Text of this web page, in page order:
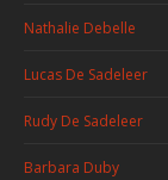
Nathalie Debelle
Lucas De Sadeleer
Rudy De Sadeleer
Barbara Duby